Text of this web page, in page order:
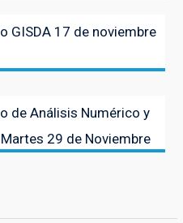
GISDA 17 de noviembre
de Análisis Numérico y
29 de Noviembre